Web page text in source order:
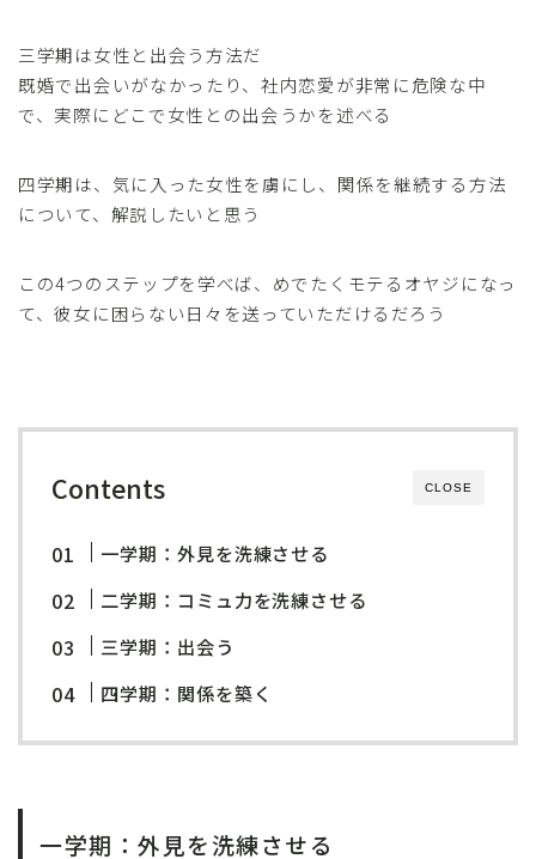
三学期は女性と出会う方法だ
既婚で出会いがなかったり、社内恋愛が非常に危険な中
で、実際にどこで女性との出会うかを述べる
四学期は、気に入った女性を虜にし、関係を継続する方法
について、解説したいと思う
この4つのステップを学べば、めでたくモテるオヤジになっ
て、彼女に困らない日々を送っていただけるだろう
CLOSE
Contents
一学期：外見を洗練させる
二学期：コミュ力を洗練させる
三学期：出会う
四学期：関係を築く
一学期：外見を洗練させる